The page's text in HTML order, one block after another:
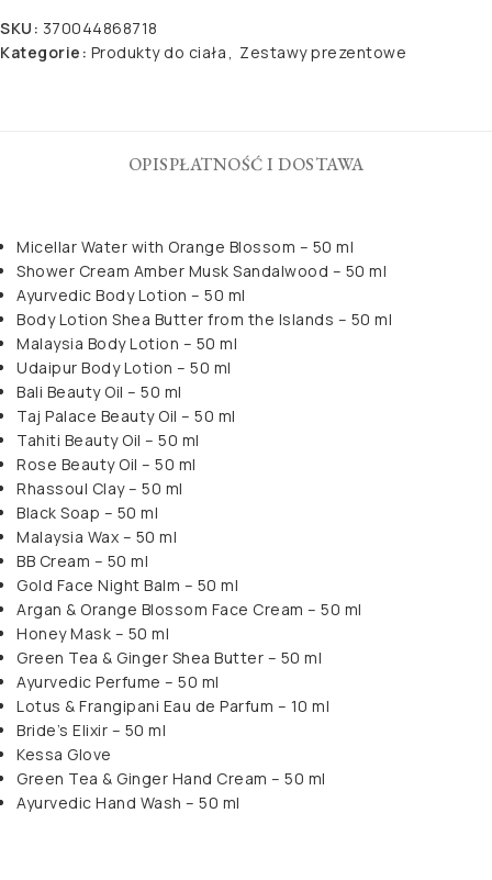
SKU: 370044868718
Kategorie: Produkty do ciała, Zestawy prezentowe
OPISPŁATNOŚĆ I DOSTAWA
Micellar Water with Orange Blossom – 50 ml
Shower Cream Amber Musk Sandalwood – 50 ml
Ayurvedic Body Lotion – 50 ml
Body Lotion Shea Butter from the Islands – 50 ml
Malaysia Body Lotion – 50 ml
Udaipur Body Lotion – 50 ml
Bali Beauty Oil – 50 ml
Taj Palace Beauty Oil – 50 ml
Tahiti Beauty Oil – 50 ml
Rose Beauty Oil – 50 ml
Rhassoul Clay – 50 ml
Black Soap – 50 ml
Malaysia Wax – 50 ml
BB Cream – 50 ml
Gold Face Night Balm – 50 ml
Argan & Orange Blossom Face Cream – 50 ml
Honey Mask – 50 ml
Green Tea & Ginger Shea Butter – 50 ml
Ayurvedic Perfume – 50 ml
Lotus & Frangipani Eau de Parfum – 10 ml
Bride’s Elixir – 50 ml
Kessa Glove
Green Tea & Ginger Hand Cream – 50 ml
Ayurvedic Hand Wash – 50 ml